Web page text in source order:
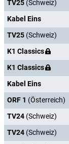
TV25 (Schweiz)
Kabel Eins
TV25 (Schweiz)
K1 Classics
K1 Classics
Kabel Eins
ORF 1 (Österreich)
TV24 (Schweiz)
TV24 (Schweiz)